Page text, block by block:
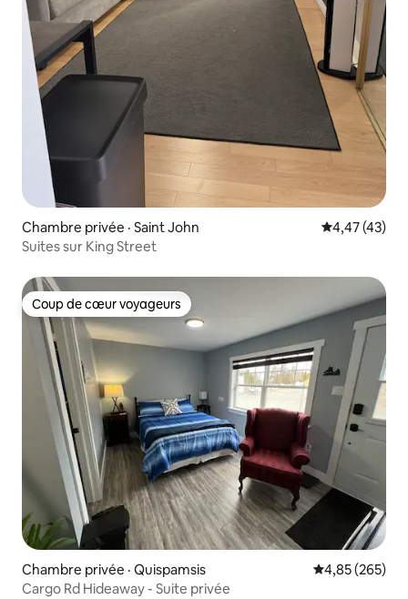
Chambre privée · Saint John Note
4,47 (43)
Suites sur King Street
Coup de cœur voyageurs
Coup de cœur voyageurs
Chambre privée · Quispamsis Note
4,85 (265)
Cargo Rd Hideaway - Suite privée